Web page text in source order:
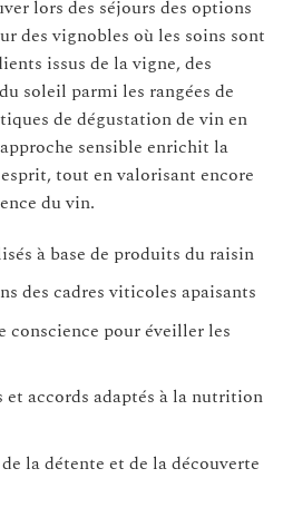
lors des séjours des options
des vignobles où les soins sont
issus de la vigne, des
soleil parmi les rangées de
de dégustation de vin en
sensible enrichit la
tout en valorisant encore
du vin.
à base de produits du raisin
des cadres viticoles apaisants
conscience pour éveiller les
et accords adaptés à la nutrition
la détente et de la découverte